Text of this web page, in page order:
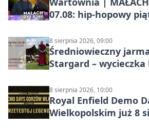
07.08: hip-hopowy
8 sierpnia 2026, 09:00
Średniowieczny
Stargard –
8 sierpnia 2026, 10:00
Royal Enfield Demo
Wielkopolskim już 8